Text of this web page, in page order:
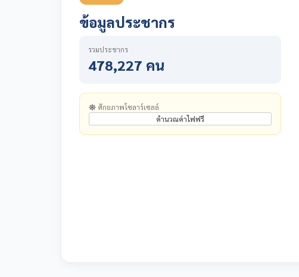
ข้อมูลประชากร
รวมประชากร
478,227 คน
ศักยภาพโซลาร์เซลล์
คำนวณค่าไฟฟรี